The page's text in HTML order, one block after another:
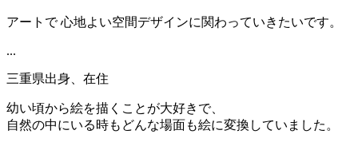
アートで 心地よい空間デザインに関わっていきたいです。
...
三重県出身、在住
幼い頃から絵を描くことが大好きで、
自然の中にいる時もどんな場面も絵に変換していました。